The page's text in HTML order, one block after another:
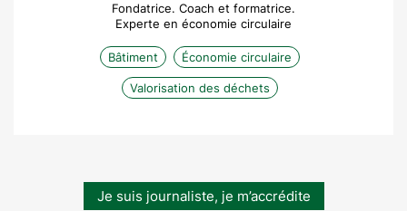
Fondatrice. Coach et formatrice.
Experte en économie circulaire
Bâtiment Économie circulaire
Valorisation des déchets
Je suis journaliste, je m’accrédite